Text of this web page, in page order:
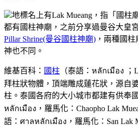
地標名上有Lak Mueang，指「國柱
都有國柱神廟，之前分享過曼谷大皇
Pillar Shrine(曼谷國柱神廟) ，兩種國
神也不同。
維基百科： 國柱 （泰語：หลักเมือง ；
拜柱狀物體，頂端雕成蓮花狀，源自
柱。泰國各府的大小城市都建有供奉
หลักเมือง，羅馬化：Chaopho Lak
語：ศาลหลักเมือง，羅馬化：San Lak